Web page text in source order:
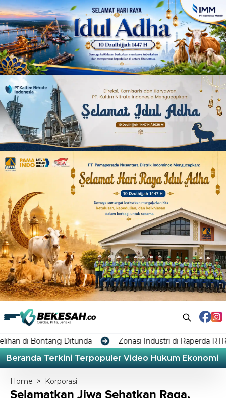
Zonasi Industri di Raperda RTRW Bontang Dinilai
Beranda Terkini Terpopuler Video Hukum Ekonomi
Home > Korporasi
Selamatkan Jiwa Sehatkan Raga,